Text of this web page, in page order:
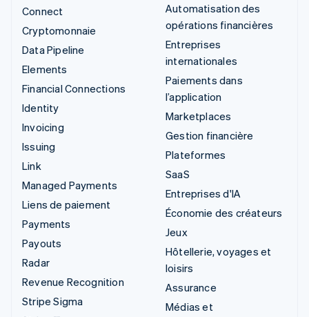
Connect
Cryptomonnaie
Data Pipeline
Elements
Financial Connections
Identity
Invoicing
Issuing
Link
Managed Payments
Liens de paiement
Payments
Payouts
Radar
Revenue Recognition
Stripe Sigma
Automatisation des
opérations financières
Entreprises
internationales
Paiements dans
l’application
Marketplaces
Gestion financière
Plateformes
SaaS
Entreprises d'IA
Économie des créateurs
Jeux
Hôtellerie, voyages et
loisirs
Assurance
Médias et